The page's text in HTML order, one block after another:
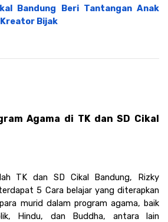
Bandung Beri Tantangan Anak
Bijak
Agama di TK dan SD Cikal
TK dan SD Cikal Bandung, Rizky
5 Cara belajar yang diterapkan
murid dalam program agama, baik
Hindu, dan Buddha, antara lain